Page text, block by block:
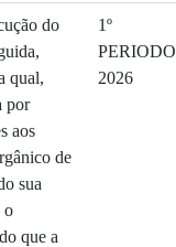
do
qual,
por
aos
de
sua
o
que a
1º
PERIODO
2026